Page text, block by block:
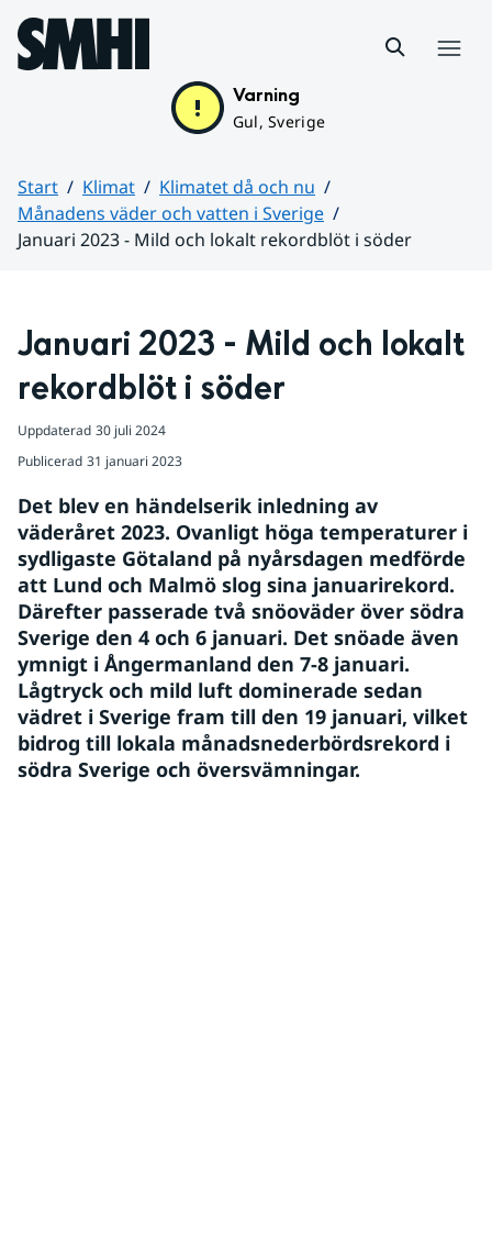
Hoppa till sidans innehåll
Varning
Gul, Sverige
Start Klimat
Klimatet då och nu
Månadens väder och vatten i Sverige
Januari 2023 - Mild och lokalt rekordblöt i söder
Januari 2023 - Mild och lokalt
rekordblöt i söder
Uppdaterad 30 juli 2024
Publicerad 31 januari 2023
Det blev en händelserik inledning av
väderåret 2023. Ovanligt höga temperaturer i
sydligaste Götaland på nyårsdagen medförde
att Lund och Malmö slog sina januarirekord.
Därefter passerade två snöoväder över södra
Sverige den 4 och 6 januari. Det snöade även
ymnigt i Ångermanland den 7-8 januari.
Lågtryck och mild luft dominerade sedan
vädret i Sverige fram till den 19 januari, vilket
bidrog till lokala månadsnederbördsrekord i
södra Sverige och översvämningar.